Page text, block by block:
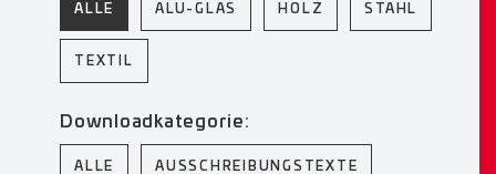
ALLE ALU-GLAS HOLZ STAHL
TEXTIL
Downloadkategorie:
ALLE AUSSCHREIBUNGSTEXTE